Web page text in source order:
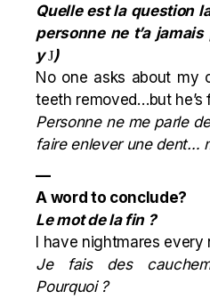
Quelle est la question
personne ne t’a
yJ)
No one asks about my
teeth removed…but he’s
Personne ne me parle
faire enlever une dent…
—
A word to conclude?
Le mot de la fin ?
I have nightmares every
Je fais des
Pourquoi ?